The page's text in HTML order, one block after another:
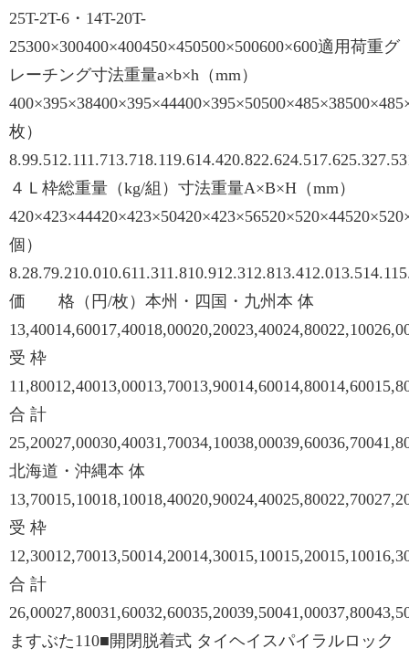
25T-2T-6・14T-20T-
25300×300400×400450×450500×500600×600適用荷重グ
レーチング寸法重量a×b×h（mm）
枚）
４Ｌ枠総重量（kg/組）寸法重量A×B×H（mm）
個）
価 格（円/枚）本州・四国・九州本 体
受 枠
合 計
北海道・沖縄本 体
受 枠
合 計
ますぶた110■開閉脱着式 タイヘイスパイラルロック